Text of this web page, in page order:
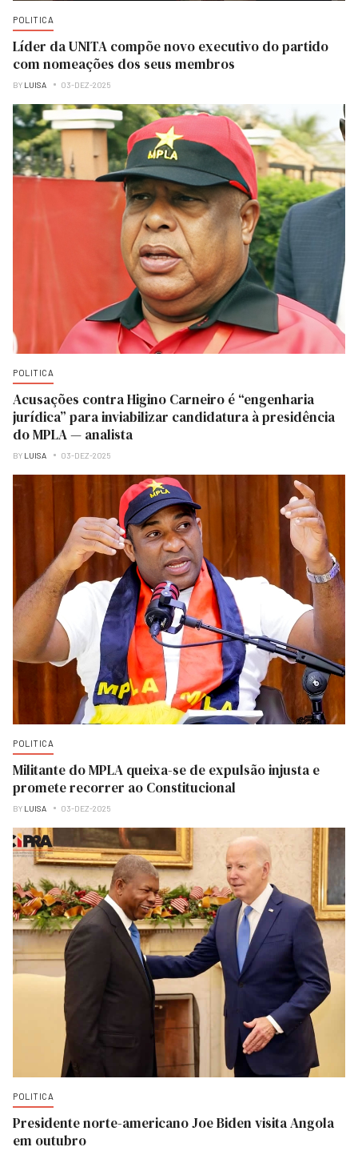
POLITICA
Líder da UNITA compõe novo executivo do partido
com nomeações dos seus membros
BY LUISA 03-DEZ-2025
POLITICA
Acusações contra Higino Carneiro é “engenharia
jurídica” para inviabilizar candidatura à presidência
do MPLA — analista
BY LUISA 03-DEZ-2025
POLITICA
Militante do MPLA queixa-se de expulsão injusta e
promete recorrer ao Constitucional
BY LUISA 03-DEZ-2025
POLITICA
Presidente norte-americano Joe Biden visita Angola
em outubro